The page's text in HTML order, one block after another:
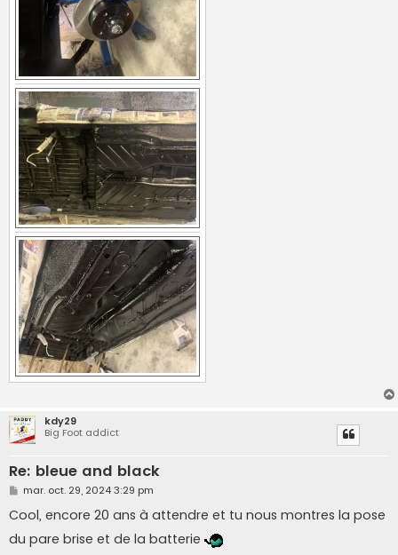
kdy29
Big Foot addict
Re: bleue and black
M
s
s
a
g
mar. oct. 29, 2024 3:29 pm
Cool, encore 20 ans à attendre et tu nous montres la pose
du pare brise et de la batterie